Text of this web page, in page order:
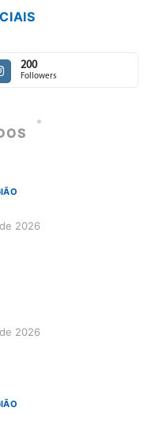
200
Followers
2026
2026